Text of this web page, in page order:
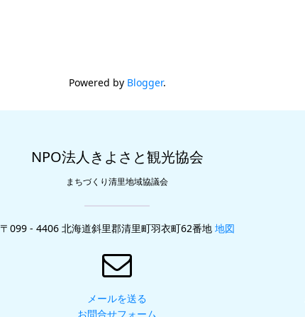
Powered by Blogger.
NPO法人きよさと観光協会
まちづくり清里地域協議会
〒099 - 4406 北海道斜里郡清里町羽衣町62番地 地図
メールを送る
お問合せフォーム